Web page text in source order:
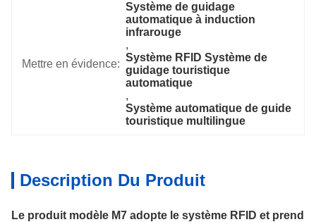
Mettre en évidence:
Système de guidage
automatique à induction
infrarouge
,
Système RFID Système de
guidage touristique
automatique
,
Système automatique de guide
touristique multilingue
Description Du Produit
Le produit modèle M7 adopte le système RFID et prend